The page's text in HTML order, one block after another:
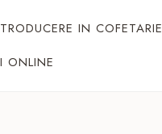
IN COFETARIE
ONLINE